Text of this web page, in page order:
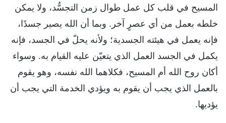
المسيح في قلب كل عمل طوال زمن التجسُّد، ولا يمكن
خلطه بعمل من أي عصرٍ آخر. وبما أن الله يصير جسدًا،
فإنه يعمل في هيئته الجسدية؛ ولأنه يحلّ في الجسد، فإنه
يكمل في الجسد العمل الذي يتعيّن عليه القيام به. وسواء
أكان روح الله أم المسيح، فكلاهما الله نفسه، وهو يقوم
بالعمل الذي يجب أن يقوم به ويؤدي الخدمة التي يجب أن
يؤديها.